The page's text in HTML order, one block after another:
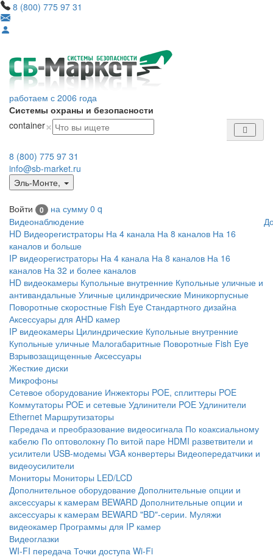
8 (800) 775 97 31
работаем с 2006 года
Системы охраны и безопасности
container×
8 (800) 775 97 31
info@sb-market.ru
Эль-Монте,
Войти 0 на сумму 0 q
Видеонаблюдение
HD Видеорегистраторы На 4 канала На 8 каналов На 16
каналов и больше
IP видеорегистраторы На 4 канала На 8 каналов На 16
каналов На 32 и более каналов
HD видеокамеры Купольные внутренние Купольные уличные и
антивандальные Уличные цилиндрические Миникорпусные
Поворотные скоростные Fish Eye Стандартного дизайна
Аксессуары для AHD камер
IP видеокамеры Цилиндрические Купольные внутренние
Купольные уличные Малогабаритные Поворотные Fish Eye
Взрывозащищенные Аксессуары
Жесткие диски
Микрофоны
Сетевое оборудование Инжекторы POE, сплиттеры POE
Коммутаторы POE и сетевые Удлинители POE Удлинители
Ethernet Маршрутизаторы
Передача и преобразование видеосигнала По коаксиальному
кабелю По оптоволокну По витой паре HDMI разветвители и
усилители USB-модемы VGA конвертеры Видеопередатчики и
видеоусилители
Мониторы Мониторы LED/LCD
Дополнительное оборудование Дополнительные опции и
аксессуары к камерам BEWARD Дополнительные опции и
аксессуары к камерам BEWARD "BD"-серии. Муляжи
видеокамер Программы для IP камер
Видеоглазки
WI-FI передача Точки доступа Wi-Fi